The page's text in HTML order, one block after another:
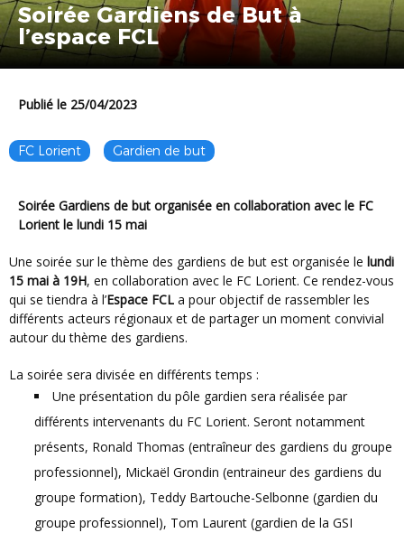
Soirée Gardiens de But à
l’espace FCL
Publié le 25/04/2023
FC Lorient Gardien de but
Soirée Gardiens de but organisée en collaboration avec le FC
Lorient le lundi 15 mai
Une soirée sur le thème des gardiens de but est organisée le lundi
15 mai à 19H, en collaboration avec le FC Lorient. Ce rendez-vous
qui se tiendra à l’Espace FCL a pour objectif de rassembler les
différents acteurs régionaux et de partager un moment convivial
autour du thème des gardiens.
La soirée sera divisée en différents temps :
Une présentation du pôle gardien sera réalisée par
différents intervenants du FC Lorient. Seront notamment
présents, Ronald Thomas (entraîneur des gardiens du groupe
professionnel), Mickaël Grondin (entraineur des gardiens du
groupe formation), Teddy Bartouche-Selbonne (gardien du
groupe professionnel), Tom Laurent (gardien de la GSI